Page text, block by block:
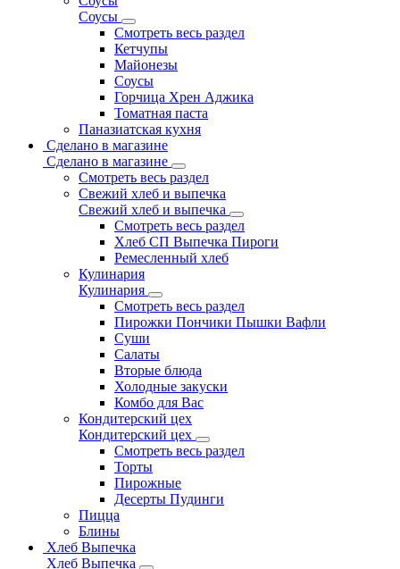
Соусы
Смотреть весь раздел
Кетчупы
Майонезы
Соусы
Горчица Хрен Аджика
Томатная паста
Паназиатская кухня
Сделано в магазине
Сделано в магазине
Смотреть весь раздел
Свежий хлеб и выпечка
Свежий хлеб и выпечка
Смотреть весь раздел
Хлеб СП Выпечка Пироги
Ремесленный хлеб
Кулинария
Кулинария
Смотреть весь раздел
Пирожки Пончики Пышки Вафли
Суши
Салаты
Вторые блюда
Холодные закуски
Комбо для Вас
Кондитерский цех
Кондитерский цех
Смотреть весь раздел
Торты
Пирожные
Десерты Пудинги
Пицца
Блины
Хлеб Выпечка
Хлеб Выпечка